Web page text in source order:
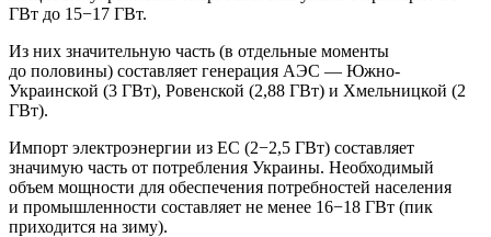
ГВт до 15−17 ГВт.
Из них значительную часть (в отдельные моменты
до половины) составляет генерация АЭС — Южно-
Украинской (3 ГВт), Ровенской (2,88 ГВт) и Хмельницкой (2
ГВт).
Импорт электроэнергии из ЕС (2−2,5 ГВт) составляет
значимую часть от потребления Украины. Необходимый
объем мощности для обеспечения потребностей населения
и промышленности составляет не менее 16−18 ГВт (пик
приходится на зиму).